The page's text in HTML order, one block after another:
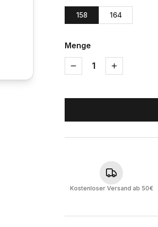
158 164
Menge
1
Kostenloser Versand ab 50€